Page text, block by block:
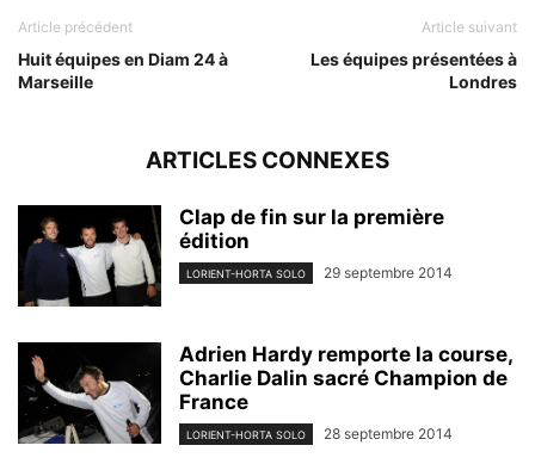
Article précédent
Huit équipes en Diam 24 à
Marseille
Article suivant
Les équipes présentées à
Londres
ARTICLES CONNEXES
Clap de fin sur la première
édition
LORIENT-HORTA SOLO 29 septembre 2014
Adrien Hardy remporte la course,
Charlie Dalin sacré Champion de
France
LORIENT-HORTA SOLO 28 septembre 2014